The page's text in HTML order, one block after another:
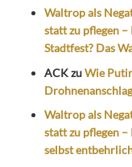
Waltrop als
statt zu pflegen
Stadtfest? Das
ACKzuWie
Waltrop als
statt zu pflegen
selbst